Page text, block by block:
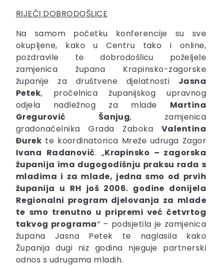
RIJEČI DOBRODOŠLICE
Na samom početku konferencije su sve
okupljene, kako u Centru tako i online,
pozdravile te dobrodošlicu poželjele
zamjenica župana Krapinsko-zagorske
županije za društvene djelatnosti Jasna
Petek, pročelnica županijskog upravnog
odjela nadležnog za mlade Martina
Gregurović
Šanjug, zamjenica
gradonačelnika Grada Zaboka Valentina
Đurek te koordinatorica Mreže udruga Zagor
Ivana Radanović. „Krapinsko – zagorska
županija ima dugogodišnju praksu rada s
mladima i za mlade, jedna smo od prvih
županija u RH još 2006. godine donijela
Regionalni program djelovanja za mlade
te smo trenutno u pripremi već četvrtog
takvog programa“ – podsjetila je zamjenica
župana Jasna Petek te naglasila kako
Županija dugi niz godina njeguje partnerski
odnos s udrugama mladih.